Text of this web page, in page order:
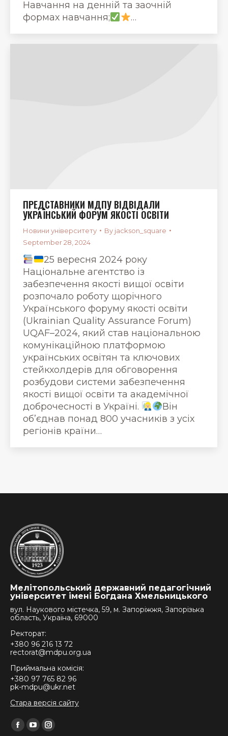
Навчання на денній та заочній
формах навчання;
…
ПРЕДСТАВНИКИ МДПУ ВІДВІДАЛИ
УКРАЇНСЬКИЙ ФОРУМ ЯКОСТІ ОСВІТИ
Новини університету By jackson_square
September 28, 2024
25 вересня 2024 року
Національне агентство із
забезпечення якості вищої освіти
розпочало роботу щорічного
Українського форуму якості освіти
(Ukrainian Quality Assurance Forum)
UQAF–2024, який став національною
комунікаційною платформою
українських освітян та ключових
стейкхолдерів для обговорення
розбудови системи забезпечення
якості вищої освіти та академічної
доброчесності в Україні.
Він
об’єднав понад 800 учасників з усіх
регіонів країни…
Мелітопольський державний педагогічний
університет імені Богдана Хмельницького
вул. Наукового містечка, 59, м. Запоріжжя, Запорізька
область, Україна, 69000
Ректорат:
+380 96 216 13 72
rectorat@mdpu.org.ua
Приймальна комісія:
+380 97 765 82 96
pk-mdpu@ukr.net
Стара версія сайту
Find us on:
Facebook
YouTubeInstagram